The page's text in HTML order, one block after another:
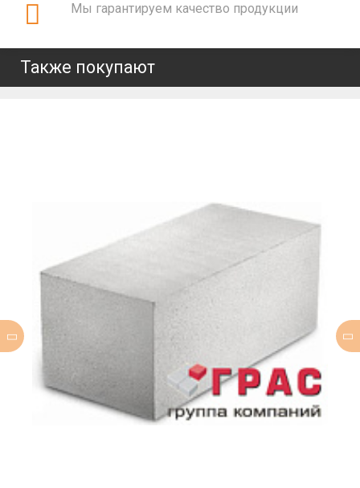
Мы гарантируем качество продукции
Также покупают